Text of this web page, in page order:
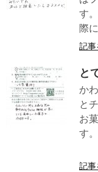
す
際
記事
と
か
と
お
記事